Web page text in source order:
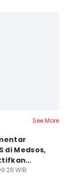
See More
di Medsos,
WIB